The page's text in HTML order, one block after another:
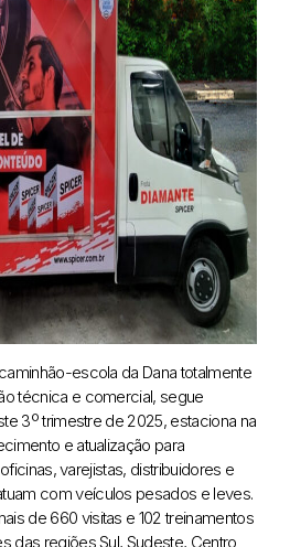
escola da Dana totalmente
técnica e comercial, segue
3º trimestre de 2025, estaciona na
e atualização para
varejistas, distribuidores e
com veículos pesados e leves.
de 660 visitas e 102 treinamentos
das regiões Sul, Sudeste, Centro